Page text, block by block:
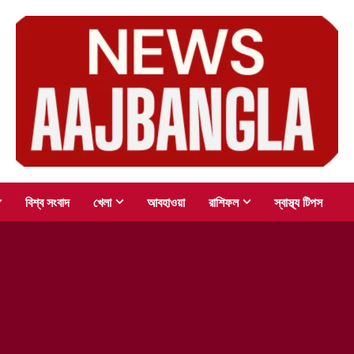
বিশ্ব সংবাদ খেলা আবহাওয়া রাশিফল স্বাস্থ্য টিপস